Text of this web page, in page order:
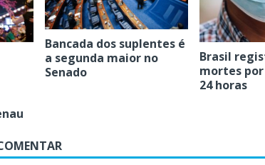
Bancada dos suplentes é
a segunda maior no
Senado
Brasil
mortes por
24 horas